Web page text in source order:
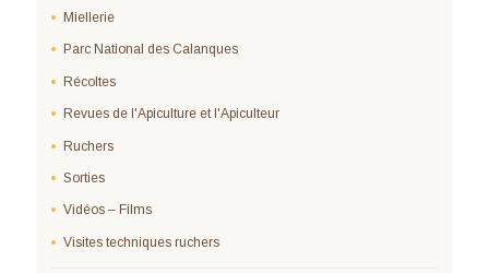
Miellerie
Parc National des Calanques
Récoltes
Revues de l'Apiculture et l'Apiculteur
Ruchers
Sorties
Vidéos – Films
Visites techniques ruchers